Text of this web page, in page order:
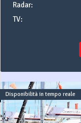
Radar:
TV:
Disponibilità in tempo reale